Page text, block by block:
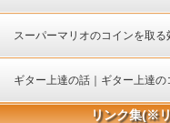
ついて
スーパーマリオのコインを取る
ギター上達の話｜ギター上達
リンク集(※